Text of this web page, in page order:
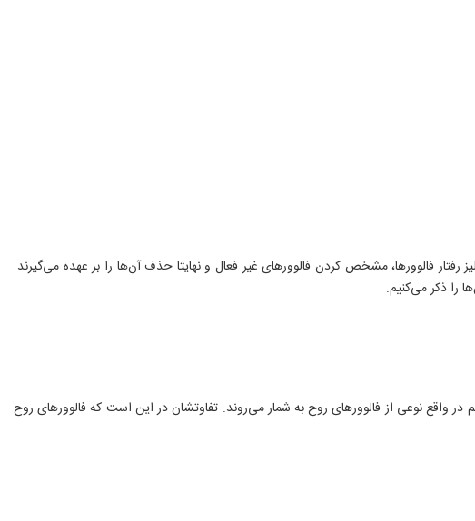
رفتار فالوورها، مشخص کردن فالوورهای غیر فعال و نهایتا حذف آن‌ها را بر عهده می‌گیرند.
را ذکر می‌کنیم.
در واقع نوعی از فالوورهای روح به شمار می‌روند. تفاوتشان در این است که فالوورهای روح